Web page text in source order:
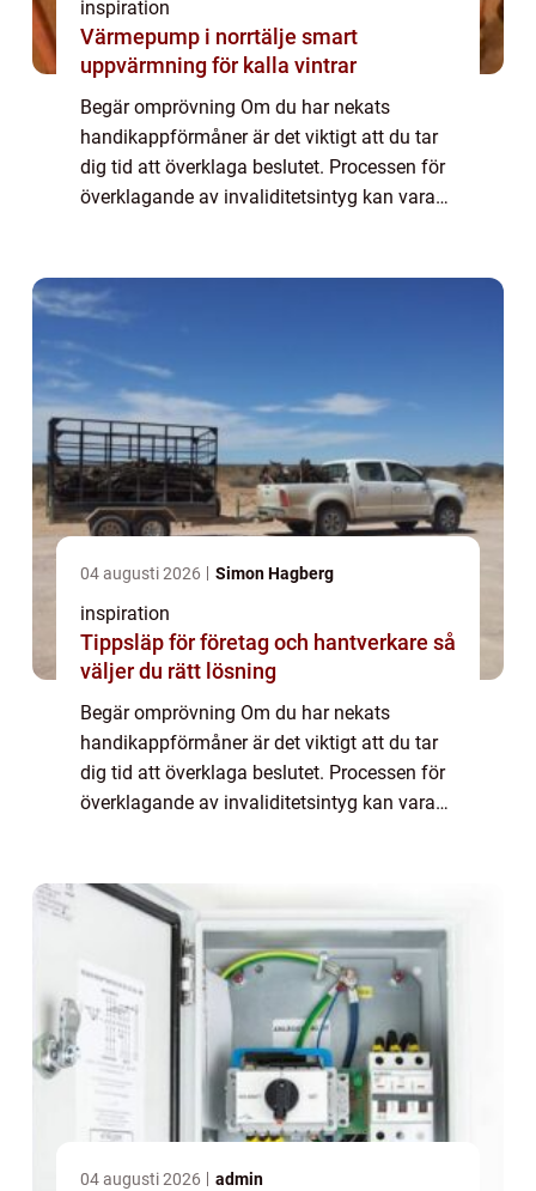
inspiration
Värmepump i norrtälje smart
uppvärmning för kalla vintrar
Begär omprövning Om du har nekats
handikappförmåner är det viktigt att du tar
dig tid att överklaga beslutet. Processen för
överklagande av invaliditetsintyg kan vara
04 augusti 2026 Simon Hagberg
inspiration
Tippsläp för företag och hantverkare så
väljer du rätt lösning
Begär omprövning Om du har nekats
handikappförmåner är det viktigt att du tar
dig tid att överklaga beslutet. Processen för
överklagande av invaliditetsintyg kan vara
04 augusti 2026 admin